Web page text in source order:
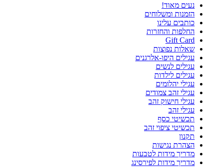
נעים מאוד!
הזמנות ומשלוחים
כותבים עלינו
החלפות והחזרות
Gift Card
שאלות נפוצות
עגילים היפו-אלרגנים
עגילים לנשים
עגילים לילדות
עגילי יהלומים
עגילי זהב צמודים
עגילי חישוק זהב
עגילי זהב
תכשיטי כסף
תכשיטי ציפוי זהב
תקנון
הצהרת נגישות
מדריך מידות לטבעות
מדריך מידות לפירסינג